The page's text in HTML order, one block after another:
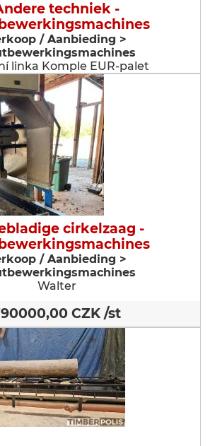
techniek -
/ Aanbieding >
linka Komple EUR-palet
cirkelzaag -
/ Aanbieding >
Walter
CZK /st